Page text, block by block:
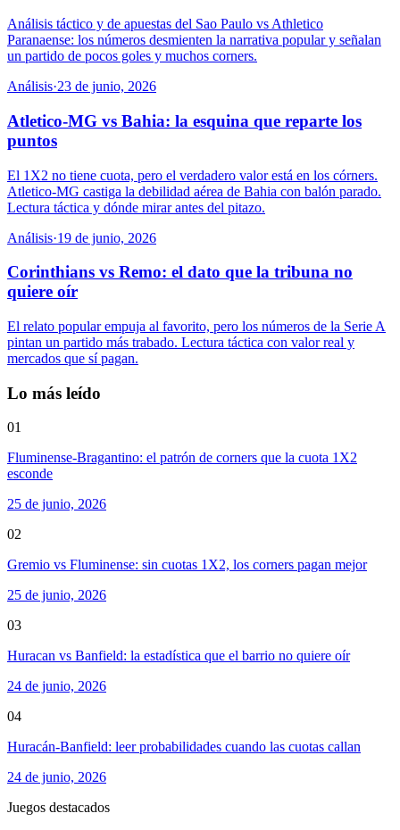
Análisis táctico y de apuestas del Sao Paulo vs Athletico
Paranaense: los números desmienten la narrativa popular y señalan
un partido de pocos goles y muchos corners.
Análisis·23 de junio, 2026
Atletico-MG vs Bahia: la esquina que reparte los
puntos
El 1X2 no tiene cuota, pero el verdadero valor está en los córners.
Atletico-MG castiga la debilidad aérea de Bahia con balón parado.
Lectura táctica y dónde mirar antes del pitazo.
Análisis·19 de junio, 2026
Corinthians vs Remo: el dato que la tribuna no
quiere oír
El relato popular empuja al favorito, pero los números de la Serie A
pintan un partido más trabado. Lectura táctica con valor real y
mercados que sí pagan.
Lo más leído
01
Fluminense-Bragantino: el patrón de corners que la cuota 1X2
esconde
25 de junio, 2026
02
Gremio vs Fluminense: sin cuotas 1X2, los corners pagan mejor
25 de junio, 2026
03
Huracan vs Banfield: la estadística que el barrio no quiere oír
24 de junio, 2026
04
Huracán-Banfield: leer probabilidades cuando las cuotas callan
24 de junio, 2026
Juegos destacados